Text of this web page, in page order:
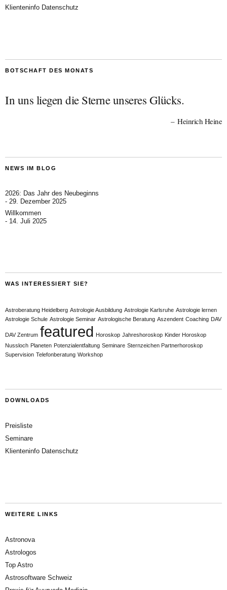
Klienteninfo Datenschutz
BOTSCHAFT DES MONATS
In uns liegen die Sterne unseres Glücks.
Heinrich Heine
NEWS IM BLOG
2026: Das Jahr des Neubeginns
29. Dezember 2025
Willkommen
14. Juli 2025
WAS INTERESSIERT SIE?
Astroberatung Heidelberg Astrologie Ausbildung Astrologie Karlsruhe Astrologie lernen
Astrologie Schule Astrologie Seminar Astrologische Beratung Aszendent Coaching DAV
DAV Zentrum featured Horoskop Jahreshoroskop Kinder Horoskop
Nussloch Planeten Potenzialentfaltung Seminare Sternzeichen Partnerhoroskop
Supervision Telefonberatung Workshop
DOWNLOADS
Preisliste
Seminare
Klienteninfo Datenschutz
WEITERE LINKS
Astronova
Astrologos
Top Astro
Astrosoftware Schweiz